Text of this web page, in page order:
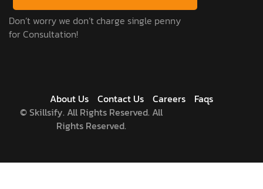
Don’t worry we don’t charge single penny
for Consultation!
©Skillsify. All Rights Reserved. All
Rights Reserved.
About Us Contact Us Careers Faqs